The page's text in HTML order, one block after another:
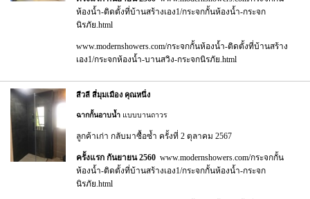
ห้องน้ำ-ติดตั้งที่บ้านสร้างเอง1/กระจกกั้นห้องน้ำ-กระจก
นิรภัย.html
www.modernshowers.com/กระจกกั้นห้องน้ำ-ติดตั้งที่บ้านสร้าง
เอง1/กระจกห้องน้ำ-บานสวิง-กระจกนิรภัย.html
สีวลี สี่มุมเมือง คุณหนึ่ง
ฉากกั้นอาบน้ำ แบบบานถาวร
ลูกค้าเก่า กลับมาซื้อซ้ำ ครั้งที่ 2 ตุลาคม 2567
ครั้งแรก กันยายน 2560 www.modernshowers.com/กระจกกั้น
ห้องน้ำ-ติดตั้งที่บ้านสร้างเอง1/กระจกกั้นห้องน้ำ-กระจก
นิรภัย.html